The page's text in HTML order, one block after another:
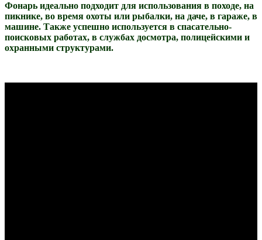
Фонарь идеально подходит для использования в походе, на
пикнике, во время охоты или рыбалки, на даче, в гараже, в
машине. Также успешно используется в спасательно-
поисковых работах, в службах досмотра, полицейскими и
охранными структурами.